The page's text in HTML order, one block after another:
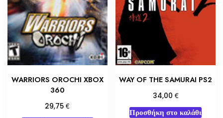
WARRIORS OROCHI XBOX
360
29,75€
WAY OF THE SAMURAI PS2
34,00 €
Προσθήκη στο καλάθι